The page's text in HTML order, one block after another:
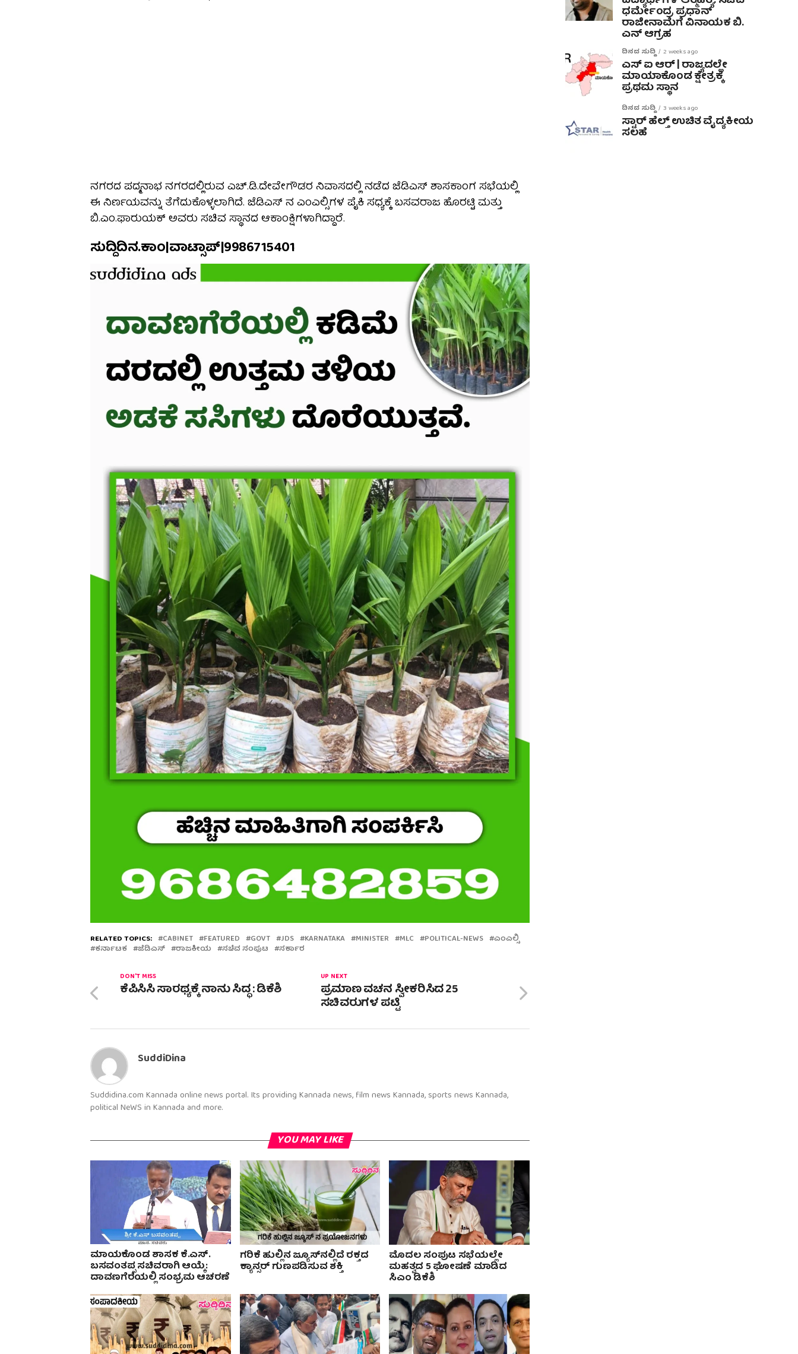
ನಗರದ ಪದ್ಮನಾಭ ನಗರದಲ್ಲಿರುವ ಎಚ್.ಡಿ.ದೇವೇಗೌಡರ ನಿವಾಸದಲ್ಲಿ ನಡೆದ ಜೆಡಿಎಸ್ ಶಾಸಕಾಂಗ ಸಭೆಯಲ್ಲಿ
ಈ ನಿರ್ಣಯವನ್ನು ತೆಗೆದುಕೊಳ್ಳಲಾಗಿದೆ. ಜೆಡಿಎಸ್ ನ ಎಂಎಲ್ಸಿಗಳ ಪೈಕಿ ಸಧ್ಯಕ್ಕೆ ಬಸವರಾಜ ಹೊರಟ್ಟಿ ಮತ್ತು
ಬಿ.ಎಂ.ಫಾರುಯಕ್ ಅವರು ಸಚಿವ ಸ್ಥಾನದ ಆಕಾಂಕ್ಷಿಗಳಾಗಿದ್ದಾರೆ.
ಸುದ್ದಿದಿನ.ಕಾಂ|ವಾಟ್ಸಾಪ್|9986715401
RELATED TOPICS: CABINET FEATURED GOVT JDS KARNATAKA MINISTER MLC POLITICAL-NEWS ಎಂಎಲ್ಸಿ
ಕರ್ನಾಟಕ ಜೆಡಿಎಸ್ ರಾಜಕೀಯ ಸಚಿವ ಸಂಪುಟ ಸರ್ಕಾರ
UP NEXT
ಪ್ರಮಾಣ ವಚನ ಸ್ವೀಕರಿಸಿದ 25
ಸಚಿವರುಗಳ ಪಟ್ಟಿ
DON'T MISS
ಕೆಪಿಸಿಸಿ ಸಾರಥ್ಯಕ್ಕೆ ನಾನು ಸಿದ್ಧ : ಡಿಕೆಶಿ
SuddiDina
Suddidina.com Kannada online news portal. Its providing Kannada news, film news Kannada, sports news Kannada,
political NeWS in Kannada and more.
YOU MAY LIKE
ಮಾಯಕೊಂಡ ಶಾಸಕ ಕೆ.ಎಸ್.
ಬಸವಂತಪ್ಪ ಸಚಿವರಾಗಿ ಆಯ್ಕೆ:
ದಾವಣಗೆರೆಯಲ್ಲಿ ಸಂಭ್ರಮ ಆಚರಣೆ
ಗರಿಕೆ ಹುಲ್ಲಿನ ಜ್ಯೂಸ್‌ನಲ್ಲಿದೆ ರಕ್ತದ
ಕ್ಯಾನ್ಸರ್ ಗುಣಪಡಿಸುವ ಶಕ್ತಿ
ಮೊದಲ ಸಂಪುಟ ಸಭೆಯಲ್ಲೇ
ಮಹತ್ವದ 5 ಘೋಷಣೆ ಮಾಡಿದ
ಸಿಎಂ ಡಿಕೆಶಿ
ಧರ್ಮೇಂದ್ರ ಪ್ರಧಾನ್‌
ರಾಜೀನಾಮೆಗೆ ವಿನಾಯಕ ಬಿ.
ಎನ್ ಆಗ್ರಹ
ದಿನದ ಸುದ್ದಿ 2 weeks ago
ಎಸ್ ಐ ಆರ್ | ರಾಜ್ಯದಲ್ಲೇ
ಮಾಯಾಕೊಂಡ ಕ್ಷೇತ್ರಕ್ಕೆ
ಪ್ರಥಮ ಸ್ಥಾನ
ದಿನದ ಸುದ್ದಿ 3 weeks ago
ಸ್ಟಾರ್ ಹೆಲ್ತ್ ಉಚಿತ ವೈದ್ಯಕೀಯ
ಸಲಹೆ